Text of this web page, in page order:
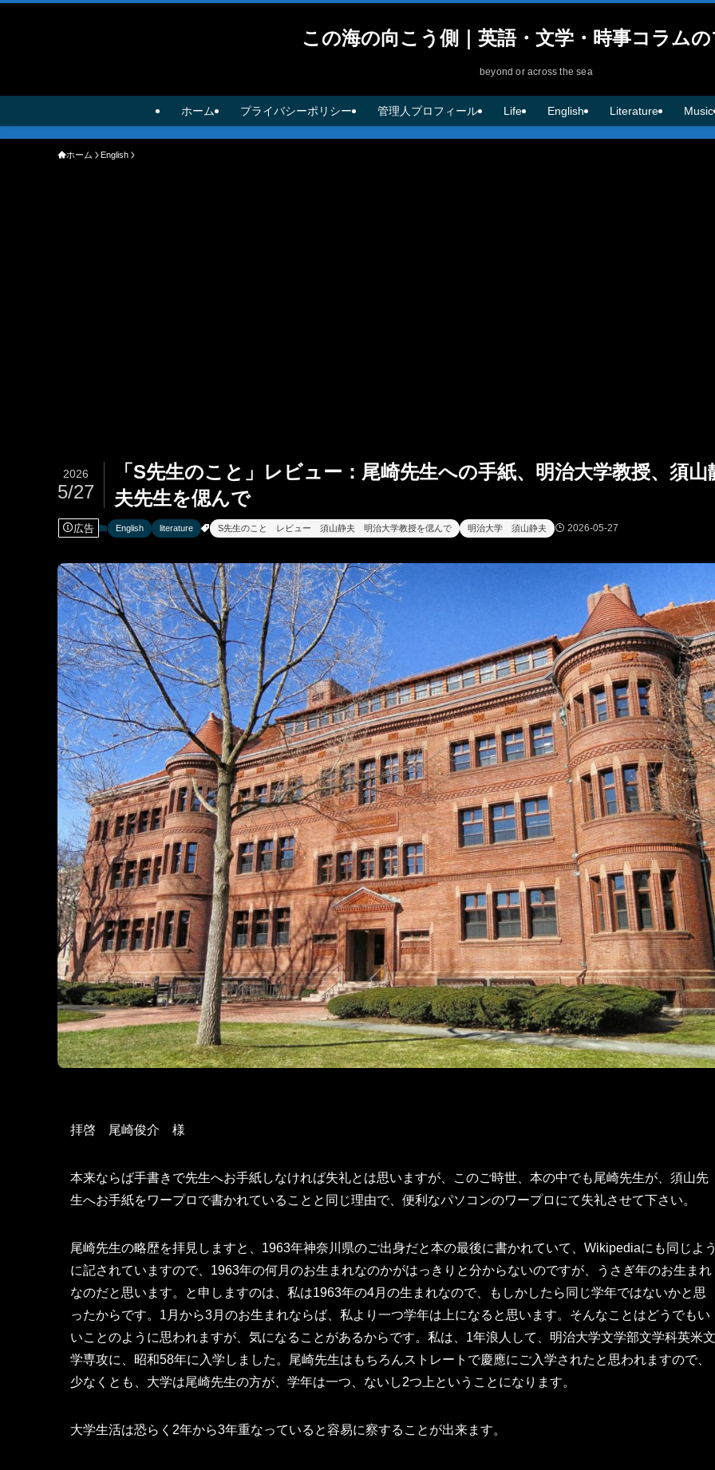
この海の向こう側｜英語・文学・時事コラム
beyond or across the sea
ホーム プライバシーポリシー 管理人プロフィール Life English Literature Music
ホーム English
「S先生のこと」レビュー：尾崎先生への手紙、明治大学教授、須山
夫先生を偲んで
2026
5/27
広告 English literature S先生のこと レビュー 須山静夫 明治大学教授を偲んで 明治大学 須山静夫 2026-05-27
拝啓 尾崎俊介 様
本来ならば手書きで先生へお手紙しなければ失礼とは思いますが、このご時世、本の中でも尾崎先生が、須山先
生へお手紙をワープロで書かれていることと同じ理由で、便利なパソコンのワープロにて失礼させて下さい。
尾崎先生の略歴を拝見しますと、1963年神奈川県のご出身だと本の最後に書かれていて、Wikipediaにも同じよ
に記されていますので、1963年の何月のお生まれなのかがはっきりと分からないのですが、うさぎ年のお生まれ
なのだと思います。と申しますのは、私は1963年の4月の生まれなので、もしかしたら同じ学年ではないかと思
ったからです。1月から3月のお生まれならば、私より一つ学年は上になると思います。そんなことはどうでもい
いことのように思われますが、気になることがあるからです。私は、1年浪人して、明治大学文学部文学科英米文
学専攻に、昭和58年に入学しました。尾崎先生はもちろんストレートで慶應にご入学されたと思われますので、
少なくとも、大学は尾崎先生の方が、学年は一つ、ないし2つ上ということになります。
大学生活は恐らく2年から3年重なっていると容易に察することが出来ます。